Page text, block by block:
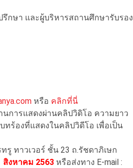
กษา และผู้บริหารสถานศึกษารับรอง
หรือ คลิกที่นี่
การแสดงผ่านคลิปวิดิโอ ความยาว
ทร้องที่แสดงในคลิปวิดีโอ เพื่อเป็น
รู ทาวเวอร์ ชั้น 23 ถ.รัชดาภิเษก
สิงหาคม 2563 หรือส่งทาง E-mail :